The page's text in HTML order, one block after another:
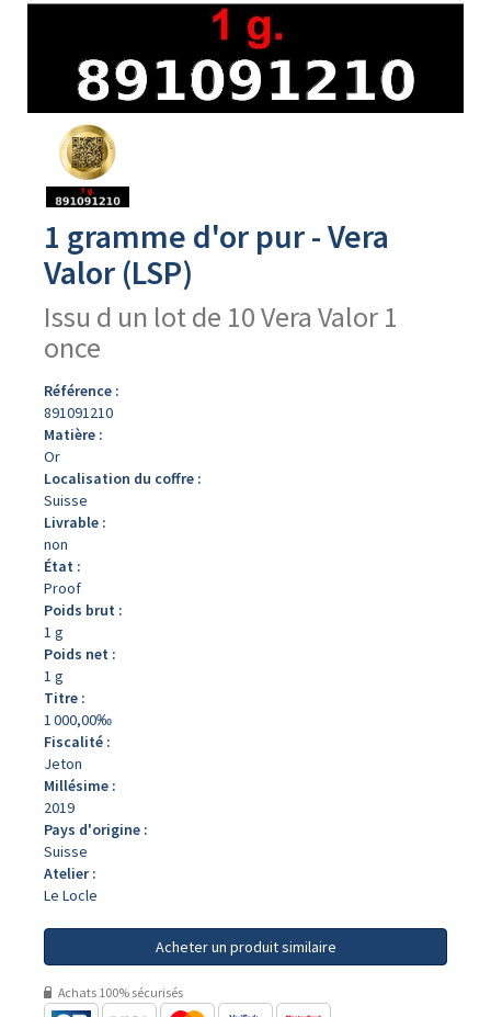
produit
1 gramme d'or pur - Vera
Valor (LSP)
Issu d un lot de 10 Vera Valor 1
once
Référence :
891091210
Matière :
Or
Localisation du coffre :
Suisse
Livrable :
non
État :
Proof
Poids brut :
1 g
Poids net :
1 g
Titre :
1 000,00‰
Fiscalité :
Jeton
Millésime :
2019
Pays d'origine :
Suisse
Atelier :
Le Locle
Acheter un produit similaire
Achats 100% sécurisés